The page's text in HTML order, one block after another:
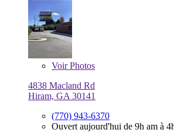
VoirPhotos
4838 Macland Rd
Hiram, GA 30141
(770) 943-6370
Ouvert aujourd'hui de 9h am à